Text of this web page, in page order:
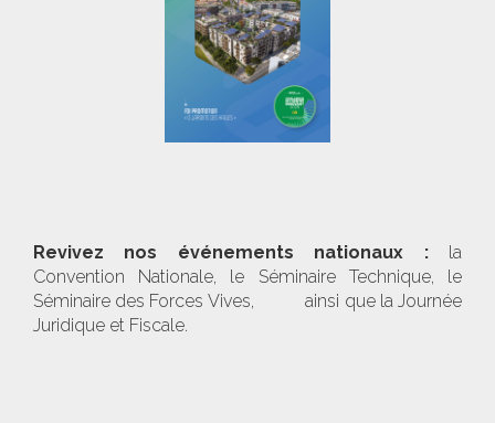
Revivez nos événements nationaux : la
Convention Nationale, le Séminaire Technique, le
Séminaire des Forces Vives, ainsi que la Journée
Juridique et Fiscale.